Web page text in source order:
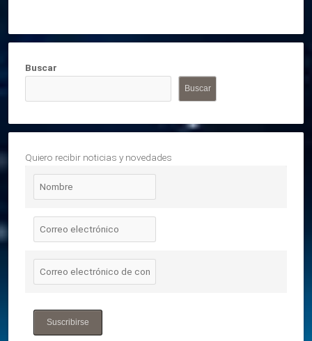
Buscar
Buscar
Quiero recibir noticias y novedades
Suscribirse